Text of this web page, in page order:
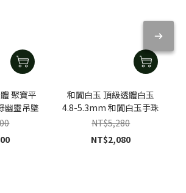
聚寶平
幽靈吊墜
和闐白玉 頂級透體白玉
4.8-5.3mm 和闐白玉手珠
NT$5,280
NT$2,080